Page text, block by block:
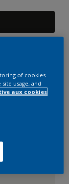
of cookies
usage, and
aux cookies